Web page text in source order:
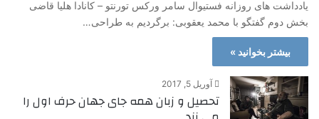
یادداشت های روزانه فستیوال سامر ورکس تورنتو – کانادا هلیا قاضی
بخش دوم گفتگو با محمد یعقوبی: برگردیم به طراحی…
بیشتر بخوانید »
آوریل 5, 2017
تحصیل و زبان همه جای جهان حرف اول را